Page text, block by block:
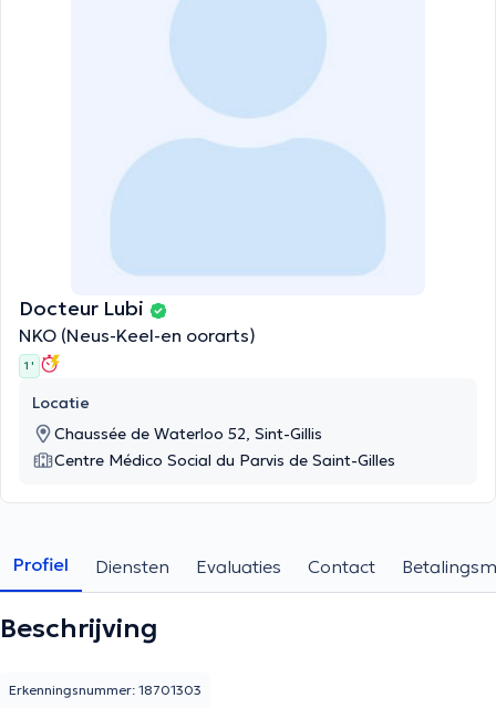
Docteur Lubi
NKO (Neus-Keel-en oorarts)
1 '
Locatie
Chaussée de Waterloo 52, Sint-Gillis
Centre Médico Social du Parvis de Saint-Gilles
Profiel Diensten Evaluaties Contact
Beschrijving
Erkenningsnummer: 18701303